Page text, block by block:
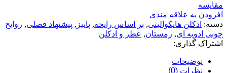
مقایسه
افزودن به علاقه مندی
دسته: ادکلن هایکوالیتی, بر اساس رایحه, پاییز , پیشنهاد فصلی, روایح
چوبی ادویه ای, زمستان, عطر و ادکلن
اشتراک گذاری:
توضیحات
نظرات (0)